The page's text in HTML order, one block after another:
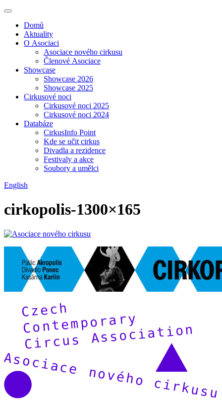
Domů
Aktuality
O Asociaci
Asociace nového cirkusu
Členové Asociace
Showcase
Showcase 2026
Showcase 2025
Cirkusové noci
Cirkusové noci 2025
Cirkusové noci 2024
Databáze
CirkusInfo Point
Kde se učit cirkus
Divadla a rezidence
Festivaly a akce
Soubory a umělci
English
cirkopolis-1300×165